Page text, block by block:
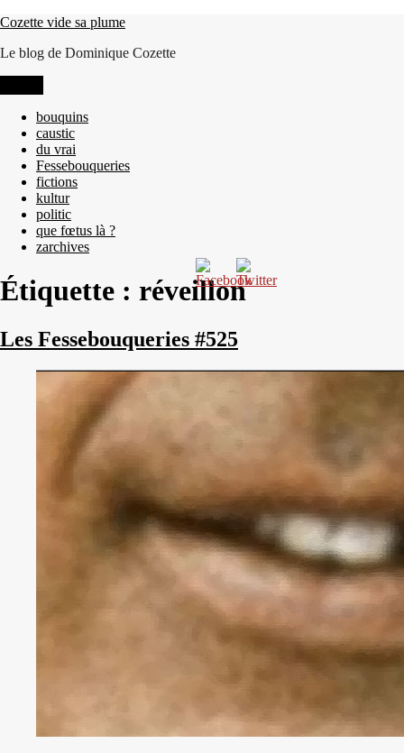
Aller
contenu
Cozette vide sa plume
Le blog de Dominique Cozette
bouquins
caustic
du vrai
Fessebouqueries
fictions
kultur
politic
que fœtus là ?
zarchives
Étiquette : réveillon
Les Fessebouqueries #525